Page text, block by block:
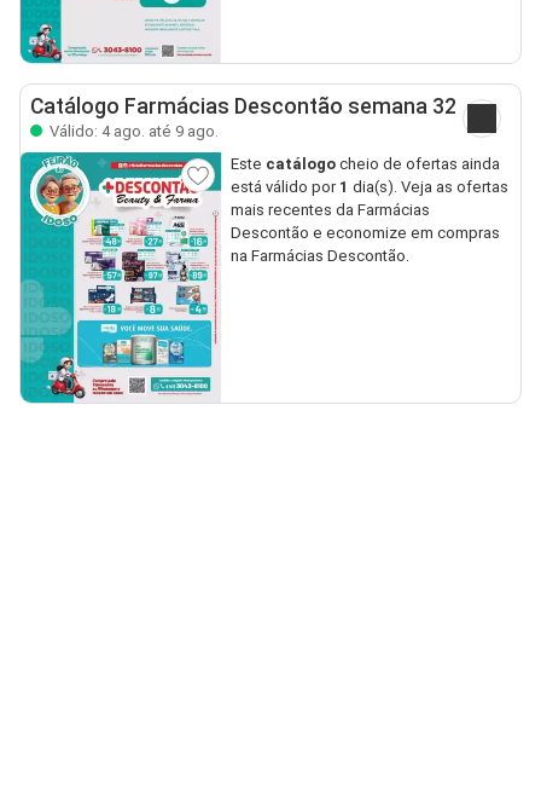
Catálogo Farmácias Descontão semana 32
Válido: 4 ago. até 9 ago.
Este catálogocheio de ofertas ainda
está válido por 1 dia(s). Veja as ofertas
mais recentes da Farmácias
Descontão e economize em compras
na Farmácias Descontão.